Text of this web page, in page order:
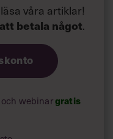
våra artiklar!
betala något.
webinargratis